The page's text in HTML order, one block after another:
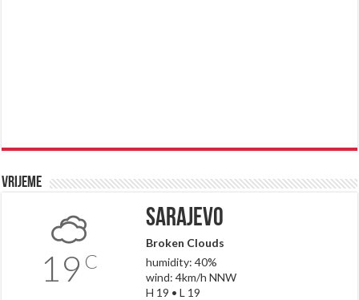
Vrijeme
19 C
Sarajevo
Broken Clouds
humidity: 40%
wind: 4km/h NNW
H 19 • L 19